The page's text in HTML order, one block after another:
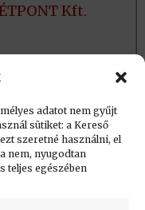
adatot nem gyűjt
sütiket: a Kereső
szeretné használni, el
nem, nyugodtan
teljes egészében
Kft.